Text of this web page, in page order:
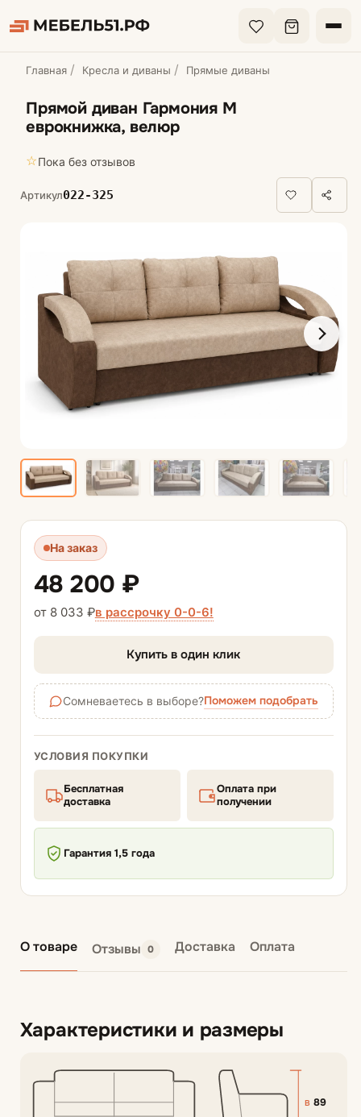
Главная Кресла и диваны Прямые диваны
Прямой диван Гармония М
еврокнижка, велюр
☆Пока без отзывов
Артикул022-325
На заказ
48 200 ₽
от 8 033 ₽в рассрочку 0-0-6!
Купить в один клик
Сомневаетесь в выборе?Поможем подобрать
УСЛОВИЯ ПОКУПКИ
Бесплатная
доставка
Оплата при
получении
Гарантия 1,5 года
О товаре Отзывы 0 Доставка Оплата
Характеристики и размеры
В 89